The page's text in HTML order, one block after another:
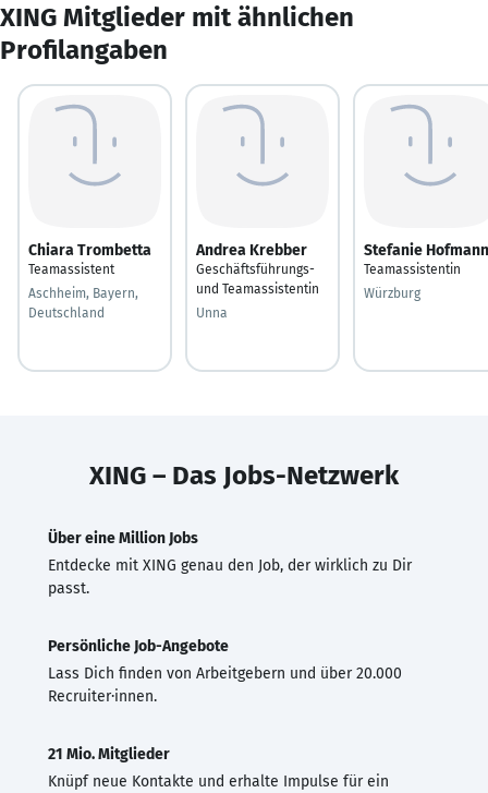
XING Mitglieder mit ähnlichen
Profilangaben
Chiara Trombetta
Teamassistent
Aschheim, Bayern,
Deutschland
Andrea Krebber
Geschäftsführungs-
und Teamassistentin
Unna
Stefanie Hofmann
Teamassistentin
Würzburg
XING – Das Jobs-Netzwerk
Über eine Million Jobs
Entdecke mit XING genau den Job, der wirklich zu Dir
passt.
Persönliche Job-Angebote
Lass Dich finden von Arbeitgebern und über 20.000
Recruiter·innen.
21 Mio. Mitglieder
Knüpf neue Kontakte und erhalte Impulse für ein